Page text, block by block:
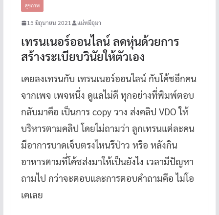
สุขภาพ
15 มิถุนายน 2021 แม่หมีอุมา
เทรนเนอร์ออนไลน์ ลดหุ่นด้วยการ
สร้างระเบียบวินัยให้ตัวเอง
เคยลงเทรนกับ เทรนเนอร์ออนไลน์ กับโค้ชอีกคน
จากเพจ เพจหนึ่ง ดูแลไม่ดี ทุกอย่างที่พิมพ์ตอบ
กลับมาคือ เป็นการ copy วาง ส่งคลิป VDO ให้
บริหารตามคลิป โดยไม่ถามว่า ลูกเทรนแต่ละคน
มีอาการบาดเจ็บตรงไหนรึป่าว หรือ หลังกิน
อาหารตามที่โค้ชส่งมาให้เป็นยังไง เวลามีปัญหา
ถามไป กว่าจะตอบและการตอบคำถามคือ ไม่โอ
เคเลย